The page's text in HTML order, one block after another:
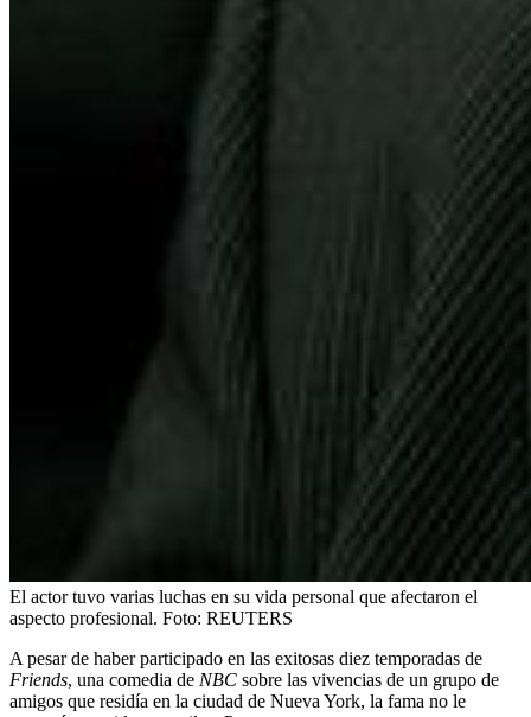
El actor tuvo varias luchas en su vida personal que afectaron el
aspecto profesional. Foto: REUTERS
A pesar de haber participado en las exitosas diez temporadas de
Friends, una comedia de NBC sobre las vivencias de un grupo de
amigos que residía en la ciudad de Nueva York, la fama no le